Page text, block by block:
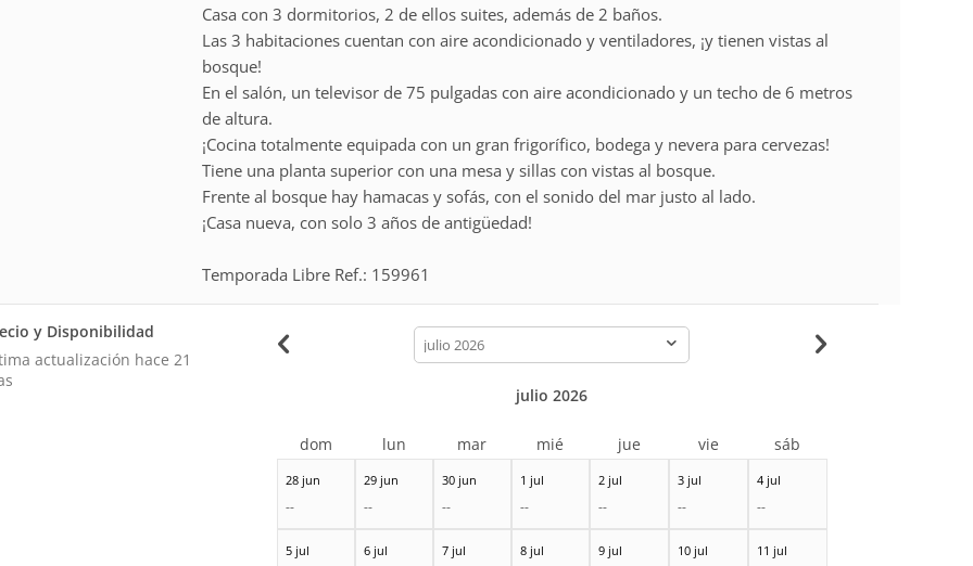
Casa con 3 dormitorios, 2 de ellos suites, además de 2 baños.
Las 3 habitaciones cuentan con aire acondicionado y ventiladores, ¡y tienen vistas al
bosque!
En el salón, un televisor de 75 pulgadas con aire acondicionado y un techo de 6 metros
de altura.
¡Cocina totalmente equipada con un gran frigorífico, bodega y nevera para cervezas!
Tiene una planta superior con una mesa y sillas con vistas al bosque.
Frente al bosque hay hamacas y sofás, con el sonido del mar justo al lado.
¡Casa nueva, con solo 3 años de antigüedad!
Temporada Libre Ref.: 159961
y Disponibilidad
actualización hace 21
calendar-
month
28 jun
--
29 jun
--
30 jun
--
1 jul
--
2 jul
--
3 jul
--
4 jul
--
5 jul 6 jul 7 jul 8 jul 9 jul 10 jul 11 jul
julio 2026
dom lun mar mié jue vie sáb